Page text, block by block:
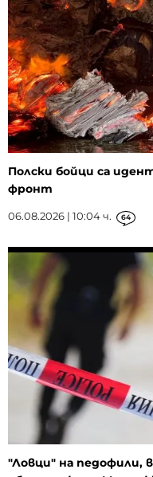
Полски бойци са
фронт
06.08.2026 | 10:04 ч. 64
"Ловци" на педофили,